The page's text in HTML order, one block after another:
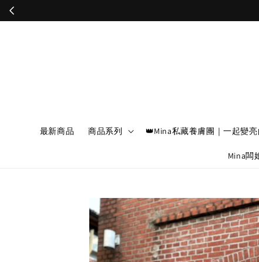
最新商品 商品系列 👑Mina私藏養膚團｜一起變亮
Mina闆